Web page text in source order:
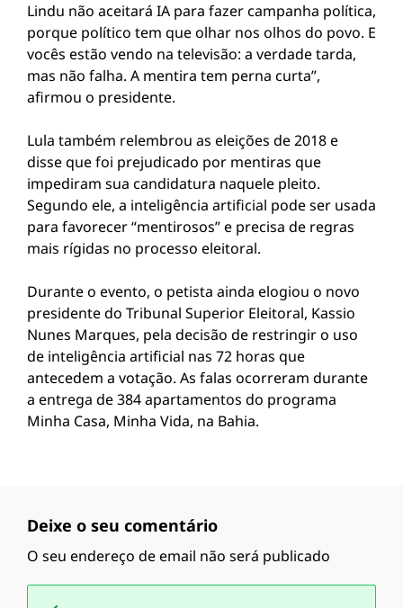
Lindu não aceitará IA para fazer campanha política,
porque político tem que olhar nos olhos do povo. E
vocês estão vendo na televisão: a verdade tarda,
mas não falha. A mentira tem perna curta”,
afirmou o presidente.
Lula também relembrou as eleições de 2018 e
disse que foi prejudicado por mentiras que
impediram sua candidatura naquele pleito.
Segundo ele, a inteligência artificial pode ser usada
para favorecer “mentirosos” e precisa de regras
mais rígidas no processo eleitoral.
Durante o evento, o petista ainda elogiou o novo
presidente do Tribunal Superior Eleitoral, Kassio
Nunes Marques, pela decisão de restringir o uso
de inteligência artificial nas 72 horas que
antecedem a votação. As falas ocorreram durante
a entrega de 384 apartamentos do programa
Minha Casa, Minha Vida, na Bahia.
Deixe o seu comentário
O seu endereço de email não será publicado